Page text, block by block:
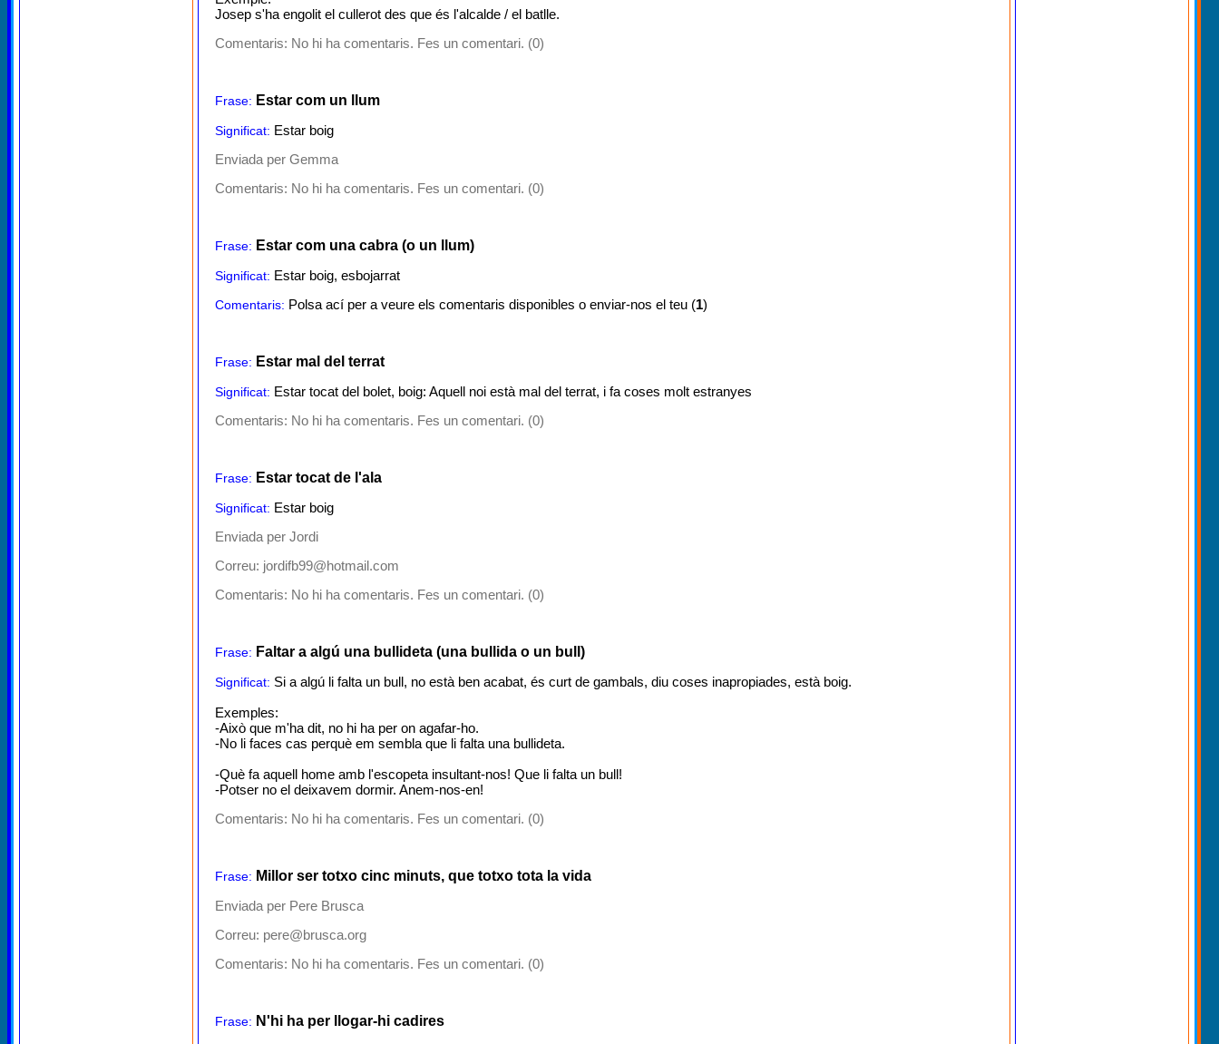
Josep s'ha engolit el cullerot des que és l'alcalde / el batlle.
Comentaris: No hi ha comentaris. Fes un comentari. (0)
Frase: Estar com un llum
Significat: Estar boig
Enviada per Gemma
Comentaris: No hi ha comentaris. Fes un comentari. (0)
Frase: Estar com una cabra (o un llum)
Significat: Estar boig, esbojarrat
Comentaris: Polsa ací per a veure els comentaris disponibles o enviar-nos el teu (1)
Frase: Estar mal del terrat
Significat: Estar tocat del bolet, boig: Aquell noi està mal del terrat, i fa coses molt estranyes
Comentaris: No hi ha comentaris. Fes un comentari. (0)
Frase: Estar tocat de l'ala
Significat: Estar boig
Enviada per Jordi
Correu: jordifb99@hotmail.com
Comentaris: No hi ha comentaris. Fes un comentari. (0)
Frase: Faltar a algú una bullideta (una bullida o un bull)
Significat: Si a algú li falta un bull, no està ben acabat, és curt de gambals, diu coses inapropiades, està boig.
Exemples:
-Això que m'ha dit, no hi ha per on agafar-ho.
-No li faces cas perquè em sembla que li falta una bullideta.
-Què fa aquell home amb l'escopeta insultant-nos! Que li falta un bull!
-Potser no el deixavem dormir. Anem-nos-en!
Comentaris: No hi ha comentaris. Fes un comentari. (0)
Frase: Millor ser totxo cinc minuts, que totxo tota la vida
Enviada per Pere Brusca
Correu: pere@brusca.org
Comentaris: No hi ha comentaris. Fes un comentari. (0)
Frase: N'hi ha per llogar-hi cadires